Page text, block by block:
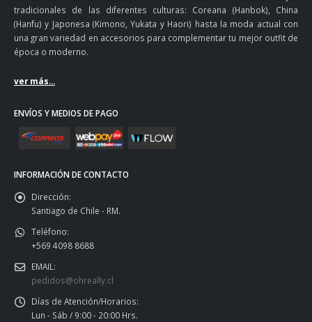
tradicionales de las diferentes culturas: Coreana (Hanbok), China
(Hanfu) y Japonesa (Kimono, Yukata y Haori) hasta la moda actual con
una gran variedad en accesorios para complementar tu mejor outfit de
época o moderno.
ver más...
ENVÍOS Y MEDIOS DE PAGO
INFORMACIÓN DE CONTACTO
Dirección:
Santiago de Chile - RM.
Teléfono:
+569 4098 8688
EMAIL:
pedidos@ohreally.cl
Días de Atención/Horarios:
Lun - Sáb / 9:00 - 20:00 Hrs.